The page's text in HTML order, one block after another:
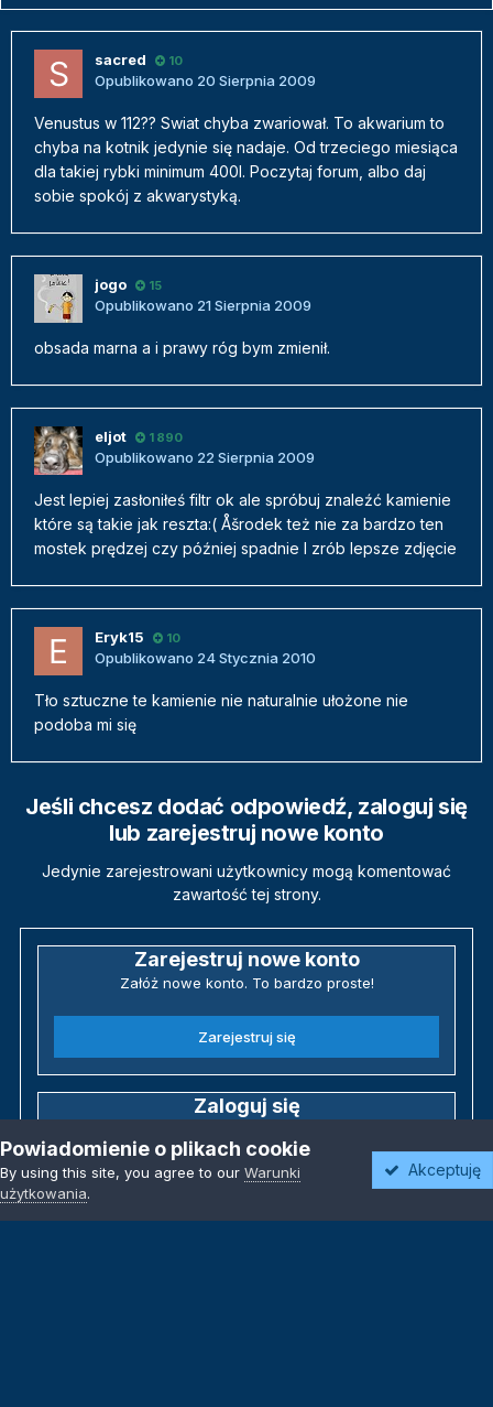
sacred 10
Opublikowano 20 Sierpnia 2009
Venustus w 112?? Swiat chyba zwariował. To akwarium to
chyba na kotnik jedynie się nadaje. Od trzeciego miesiąca
dla takiej rybki minimum 400l. Poczytaj forum, albo daj
sobie spokój z akwarystyką.
jogo 15
Opublikowano 21 Sierpnia 2009
obsada marna a i prawy róg bym zmienił.
eljot 1 890
Opublikowano 22 Sierpnia 2009
Jest lepiej zasłoniłeś filtr ok ale spróbuj znaleźć kamienie
które są takie jak reszta:( Åšrodek też nie za bardzo ten
mostek prędzej czy później spadnie I zrób lepsze zdjęcie
Eryk15 10
Opublikowano 24 Stycznia 2010
Tło sztuczne te kamienie nie naturalnie ułożone nie
podoba mi się
Jeśli chcesz dodać odpowiedź, zaloguj się
lub zarejestruj nowe konto
Jedynie zarejestrowani użytkownicy mogą komentować
zawartość tej strony.
Zarejestruj nowe konto
Załóż nowe konto. To bardzo proste!
Zarejestruj się
Zaloguj się
Zaloguj się
Powiadomienie o plikach cookie
By using this site, you agree to our Warunki
użytkowania.
Akceptuję